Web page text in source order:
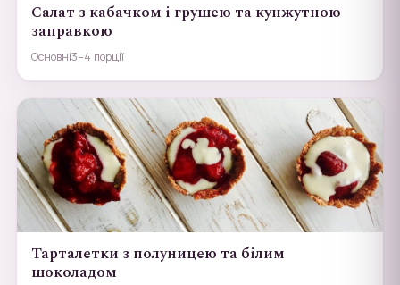
Салат з кабачком і грушею та кунжутною
заправкою
Основні3–4 порції
Тарталетки з полуницею та білим
шоколадом